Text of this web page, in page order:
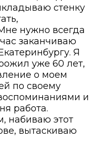
стенку
нужно всегда
заканчиваю
Я
уже 60 лет,
о моем
по своему
и
работа.
набиваю этот
вытаскиваю